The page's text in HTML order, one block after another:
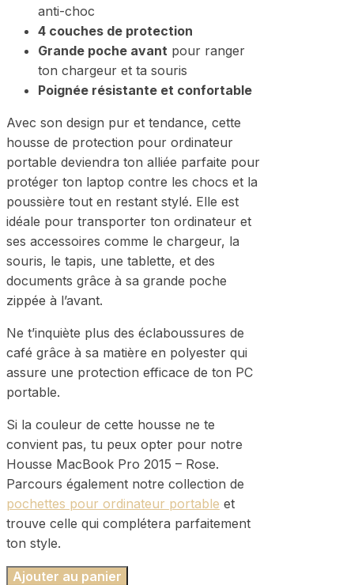
anti-choc
4 couches de protection
Grande poche avant pour ranger
ton chargeur et ta souris
Poignée résistante et confortable
Avec son design pur et tendance, cette
housse de protection pour ordinateur
portable deviendra ton alliée parfaite pour
protéger ton laptop contre les chocs et la
poussière tout en restant stylé. Elle est
idéale pour transporter ton ordinateur et
ses accessoires comme le chargeur, la
souris, le tapis, une tablette, et des
documents grâce à sa grande poche
zippée à l’avant.
Ne t’inquiète plus des éclaboussures de
café grâce à sa matière en polyester qui
assure une protection efficace de ton PC
portable.
Si la couleur de cette housse ne te
convient pas, tu peux opter pour notre
Housse MacBook Pro 2015 – Rose.
Parcours également notre collection de
pochettes pour ordinateur portable et
trouve celle qui complétera parfaitement
ton style.
Ajouter au panier